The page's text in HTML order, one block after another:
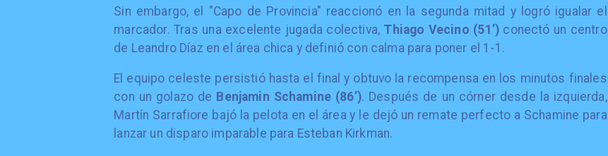
Sin embargo, el "Capo de Provincia" reaccionó en la segunda mitad y logró igualar el
marcador. Tras una excelente jugada colectiva, Thiago Vecino (51’) conectó un centro
de Leandro Díaz en el área chica y definió con calma para poner el 1-1.
El equipo celeste persistió hasta el final y obtuvo la recompensa en los minutos finales
con un golazo de Benjamin Schamine (86’). Después de un córner desde la izquierda,
Martín Sarrafiore bajó la pelota en el área y le dejó un remate perfecto a Schamine para
lanzar un disparo imparable para Esteban Kirkman.